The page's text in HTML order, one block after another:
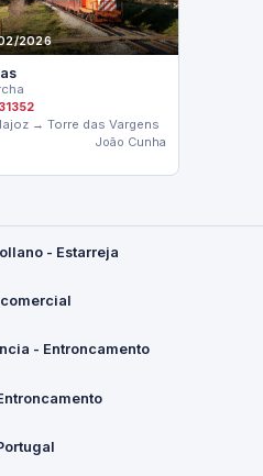
2026
→ Torre das Vargens
João Cunha
- Estarreja
- Entroncamento